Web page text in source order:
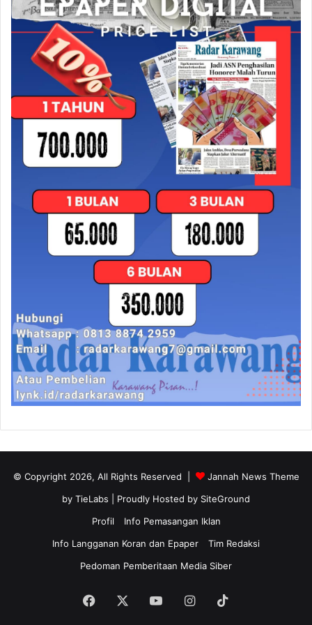
© Copyright 2026, All Rights Reserved |
Jannah News Theme
by TieLabs | Proudly Hosted by SiteGround
Profil
Info Pemasangan Iklan
Info Langganan Koran dan Epaper
Tim Redaksi
Pedoman Pemberitaan Media Siber
Facebook YouTubeInstagram